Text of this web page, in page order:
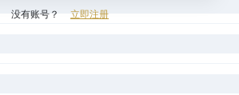
没有账号？ 立即注册